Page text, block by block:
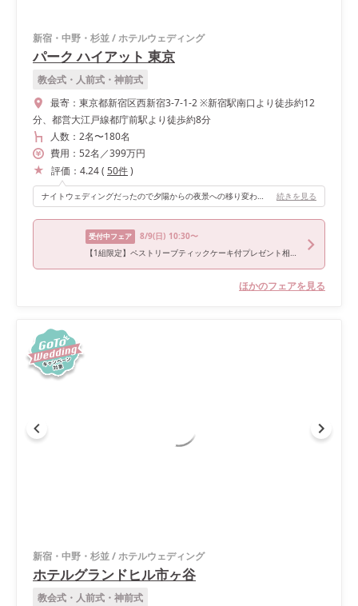
新宿・中野・杉並/ホテルウェディング
パーク ハイアット 東京
教会式・人前式・神前式
最寄： 東京都新宿区西新宿3-7-1-2 ※新宿駅南口より徒歩約12
分、都営大江戸線都庁前駅より徒歩約8分
人数： 2名〜180名
費用： 52名 ／399万円
評価： 4.24( 50件)
ナイトウェディングだったので夕陽からの夜景への移り変わり、東京のビル群の夜景はとても美しかったです。 続きを見る
受付中フェア 8/9(日) 10:30〜
【1組限定】ペストリーブティックケーキ付プレゼント相談会
ほかのフェアを見る
新宿・中野・杉並/ホテルウェディング
ホテルグランドヒル市ヶ谷
教会式・人前式・神前式